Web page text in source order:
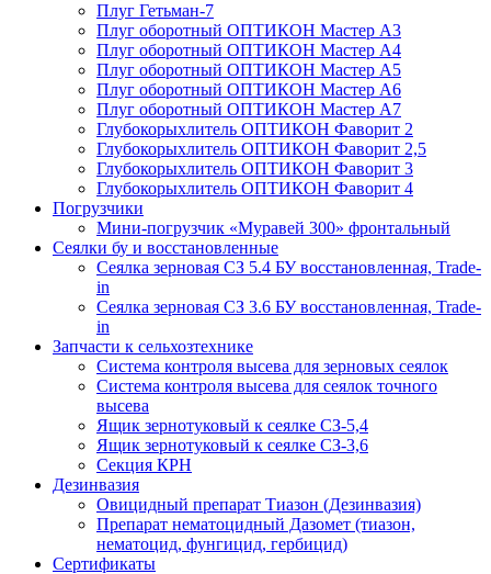
Плуг Гетьман-7
Плуг оборотный ОПТИКОН Мастер А3
Плуг оборотный ОПТИКОН Мастер А4
Плуг оборотный ОПТИКОН Мастер А5
Плуг оборотный ОПТИКОН Мастер А6
Плуг оборотный ОПТИКОН Мастер А7
Глубокорыхлитель ОПТИКОН Фаворит 2
Глубокорыхлитель ОПТИКОН Фаворит 2,5
Глубокорыхлитель ОПТИКОН Фаворит 3
Глубокорыхлитель ОПТИКОН Фаворит 4
Погрузчики
Мини-погрузчик «Муравей 300» фронтальный
Сеялки бу и восстановленные
Сеялка зерновая СЗ 5.4 БУ восстановленная, Trade-
in
Сеялка зерновая СЗ 3.6 БУ восстановленная, Trade-
in
Запчасти к сельхозтехнике
Система контроля высева для зерновых сеялок
Система контроля высева для сеялок точного
высева
Ящик зернотуковый к сеялке СЗ-5,4
Ящик зернотуковый к сеялке СЗ-3,6
Секция КРН
Дезинвазия
Овицидный препарат Тиазон (Дезинвазия)
Препарат нематоцидный Дазомет (тиазон,
нематоцид, фунгицид, гербицид)
Сертификаты